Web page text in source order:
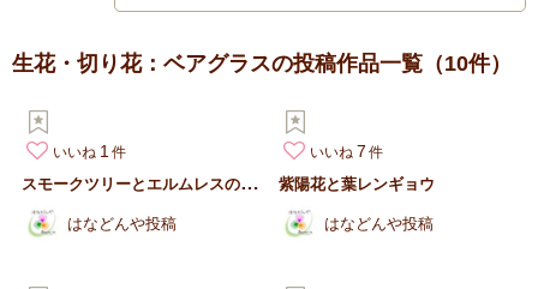
生花・切り花：ベアグラスの投稿作品一覧 （10件）
いいね 1
ス
モークツリーとエルムレスの大きな花束
はなどんや投稿
いいね 7
紫陽花と葉レンギョウ
はなどんや投稿